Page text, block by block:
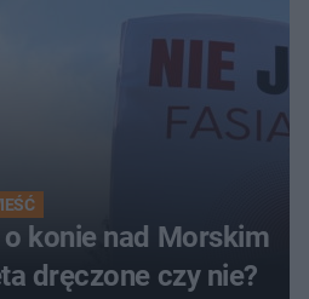
konie nad Morskim
dręczone czy nie?